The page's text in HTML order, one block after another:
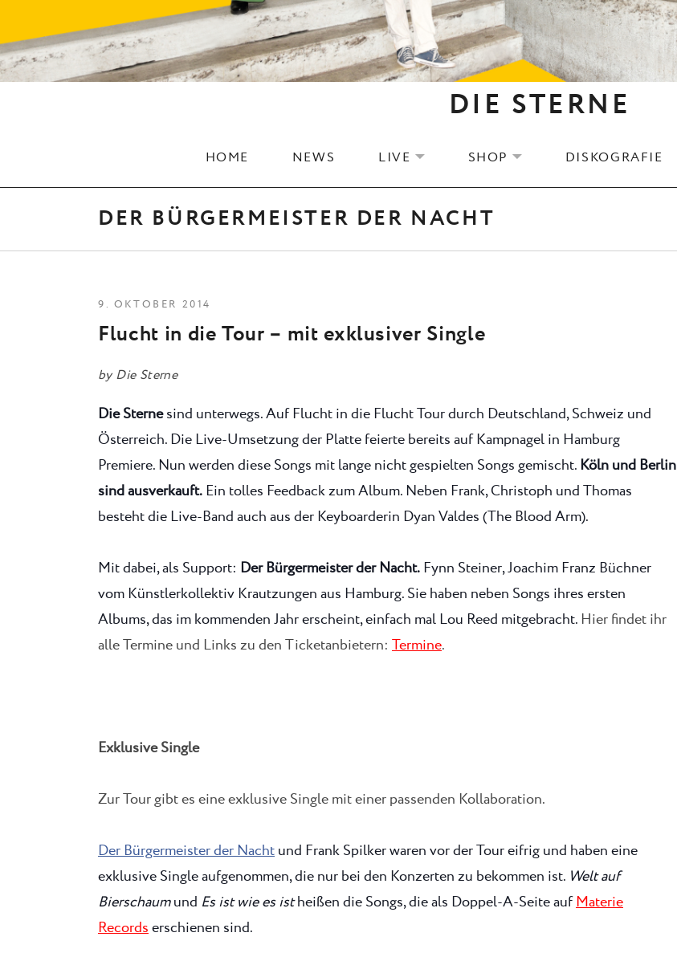
DIE STERNE
HOME NEWS LIVE EXPAND SUBMENU
SHOP EXPAND SUBMENU
DISKOGRAFIE
DER BÜRGERMEISTER DER NACHT
Flucht in die Tour – mit exklusiver Single
by Die Sterne
9. OKTOBER 2014
Die Sternesind unterwegs. Auf Flucht in die Flucht Tour durch Deutschland, Schweiz und
Österreich. Die Live-Umsetzung der Platte feierte bereits auf Kampnagel in Hamburg
Premiere. Nun werden diese Songs mit lange nicht gespielten Songs gemischt.Köln und Berlin
sind ausverkauft.Ein tolles Feedback zum Album. Neben Frank, Christoph und Thomas
besteht die Live-Band auch aus der Keyboarderin Dyan Valdes (The Blood Arm).
Mit dabei, als Support: Der Bürgermeister der Nacht.Fynn Steiner, Joachim Franz Büchner
vom Künstlerkollektiv Krautzungen aus Hamburg. Sie haben neben Songs ihres ersten
Albums, das im kommenden Jahr erscheint, einfach mal Lou Reed mitgebracht. Hier findet ihr
alle Termine und Links zu den Ticketanbietern: Termine.
Exklusive Single
Zur Tour gibt es eine exklusive Single mit einer passenden Kollaboration.
Der Bürgermeister der Nachtund Frank Spilker waren vor der Tour eifrig und haben eine
exklusive Single aufgenommen, die nur bei den Konzerten zu bekommen ist. Welt auf
Bierschaumund Es ist wie es istheißen die Songs, die als Doppel-A-Seite aufMaterie
Recordserschienen sind.